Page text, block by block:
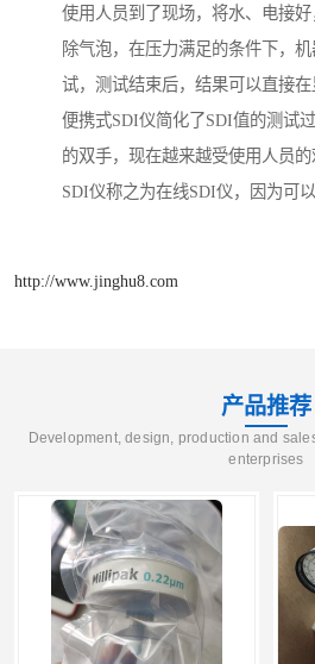
使用人员到了现场，将水、电接
除气泡，在压力满足的条件下，
试，测试结束后，结果可以直接
便携式SDI仪简化了SDI值的测试
的双手，现在越来越受使用人员
SDI仪称之为在线SDI仪，因为可以
http://www.jinghu8.com
产品推荐
Development, design, production and
enterprises